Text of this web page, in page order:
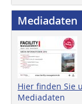
Mediadaten
Hier finden Sie
Mediadaten